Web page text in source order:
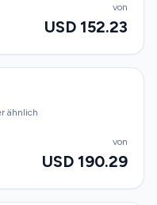
von
USD 152.23
ähnlich
von
USD 190.29